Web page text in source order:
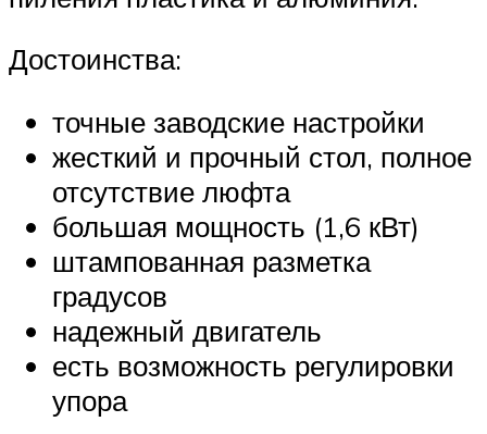
Достоинства:
точные заводские настройки
жесткий и прочный стол, полное
отсутствие люфта
большая мощность (1,6 кВт)
штампованная разметка
градусов
надежный двигатель
есть возможность регулировки
упора